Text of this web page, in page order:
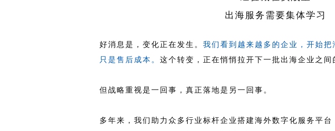
出海服务需要集体学习
好消息是，变化正在发生。 我们看到越来越多的企业，开始
只是售后成本。 这个转变，正在悄悄拉开下一批出海企业之间
但战略重视是一回事，真正落地是另一回事。
多年来，我们助力众多行业标杆企业搭建海外数字化服务平